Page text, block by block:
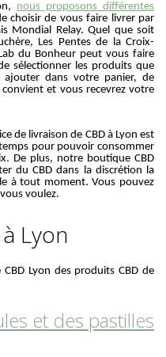
nous proposons différentes
choisir de vous faire livrer par
Mondial Relay. Quel que soit
Les Pentes de la Croix-
du Bonheur peut vous faire
sélectionner les produits que
ajouter dans votre panier, de
et vous recevrez votre
de livraison de CBD à Lyon est
pour pouvoir consommer
De plus, notre boutique CBD
du CBD dans la discrétion la
à tout moment. Vous pouvez
voulez.
Lyon
Lyon des produits CBD de
et des pastilles